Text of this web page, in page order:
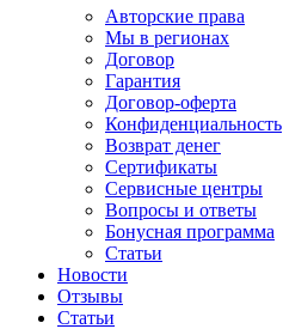
Авторские права
Мы в регионах
Договор
Гарантия
Договор-оферта
Конфиденциальность
Возврат денег
Сертификаты
Сервисные центры
Вопросы и ответы
Бонусная программа
Статьи
Новости
Отзывы
Статьи